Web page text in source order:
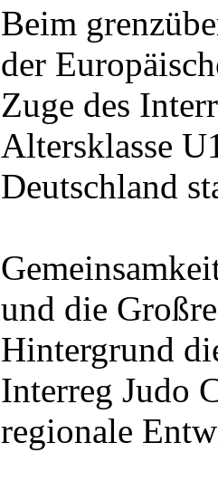
Beim
der
Zuge des
Altersklasse
Deutschland
und die
Hintergrund
Interreg Judo
regionale